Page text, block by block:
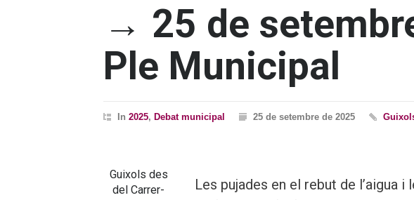
→ 25 de
Ple Municipal
In 2025, Debat municipal 25 de setembre de 2025
Les pujades en el rebut de l’aigua
Guixols des
del Carrer-